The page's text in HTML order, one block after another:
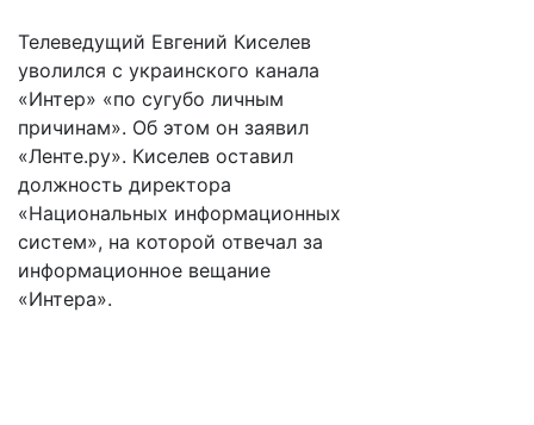
Телеведущий Евгений Киселев
уволился с украинского канала
«Интер» «по сугубо личным
причинам». Об этом он заявил
«Ленте.ру». Киселев оставил
должность директора
«Национальных информационных
систем», на которой отвечал за
информационное вещание
«Интера».